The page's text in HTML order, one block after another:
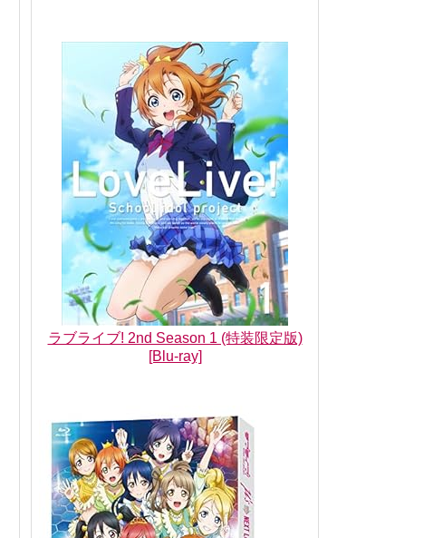
ラブライブ! 2nd Season 1 (特装限定版)
[Blu-ray]